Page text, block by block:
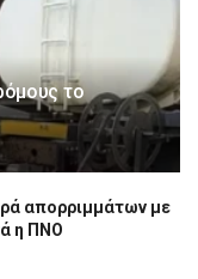
το
απορριμμάτων με
η ΠΝΟ